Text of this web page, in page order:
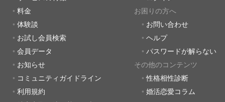
料金
体験談
お試し会員検索
会員データ
お知らせ
コミュニティガイドライン
利用規約
お困りの方へ
お問い合わせ
ヘルプ
パスワードが解らない
その他のコンテンツ
性格相性診断
婚活恋愛コラム